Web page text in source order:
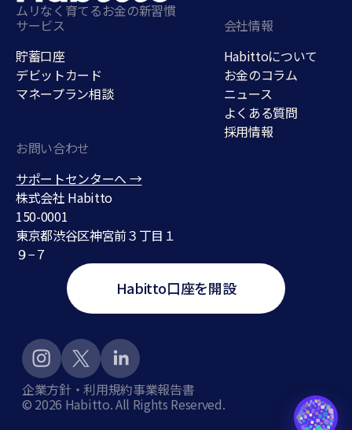
貯蓄口座
support@habitto.com
ムリなく育てるお金の新習慣
サービス
貯蓄口座
デビットカード
マネープラン相談
会社情報
Habittoについて
お金のコラム
ニュース
よくある質問
採用情報
お問い合わせ
サポートセンターへ →
株式会社 Habitto
150-0001
東京都渋谷区神宮前３丁目１
９−７
Habitto口座を開設
© 2026 Habitto. All Rights Reserved.
企業方針・利用規約事業報告書